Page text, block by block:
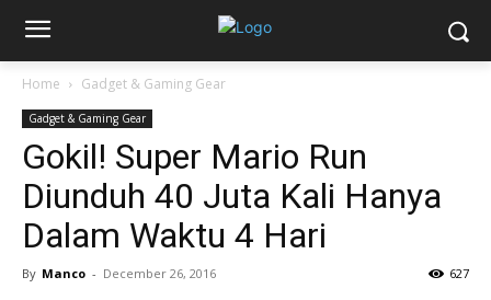
Home Gadget & Gaming Gear
Gadget & Gaming Gear
Gokil! Super Mario Run
Diunduh 40 Juta Kali Hanya
Dalam Waktu 4 Hari
By Manco - December 26, 2016 627